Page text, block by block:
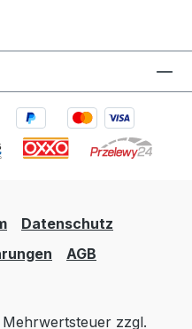
Datenschutz
AGB
zzgl.